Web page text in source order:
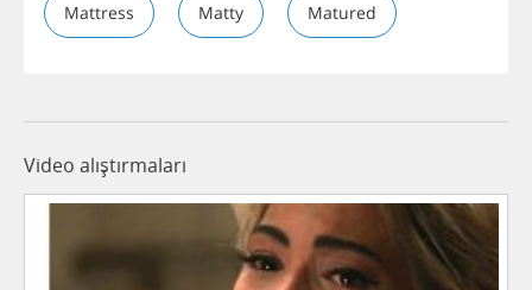
Mattress Matty Matured
Video alıştırmaları